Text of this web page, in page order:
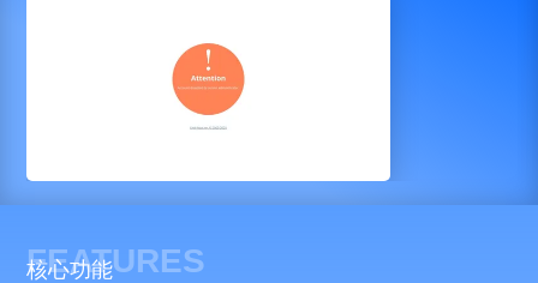
FEATURES
核心功能